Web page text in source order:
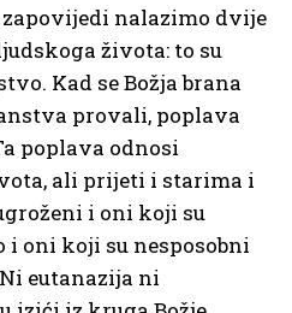
zapovijedi nalazimo dvije
života: to su
Kad se Božja brana
provali, poplava
poplava odnosi
ali prijeti i starima i
i oni koji su
oni koji su nesposobni
eutanazija ni